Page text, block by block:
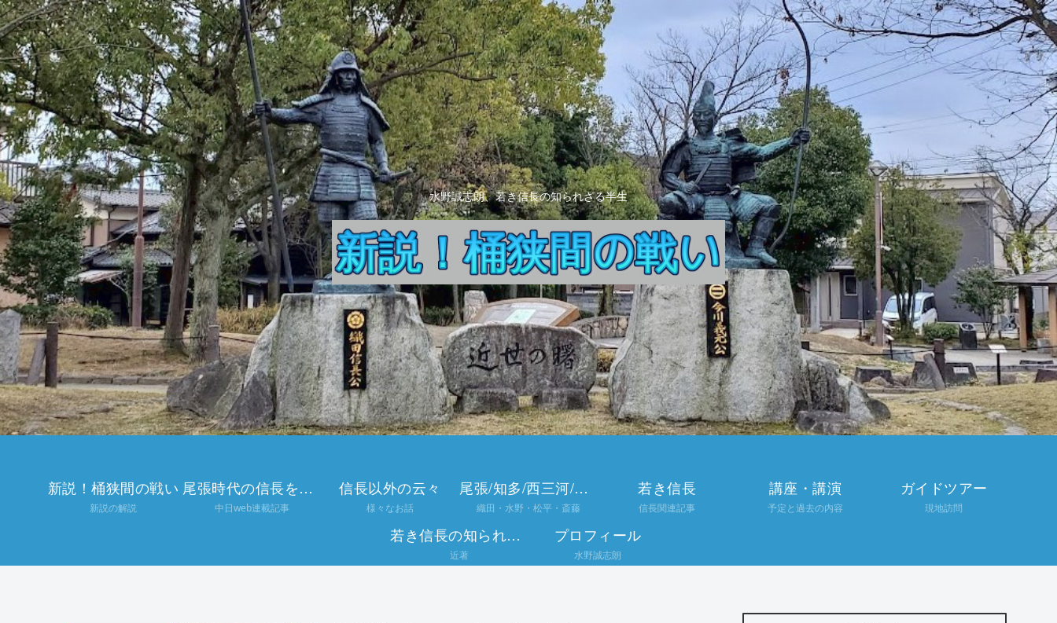
水野誠志朗、若き信長の知られざる半生
新説！桶狭間の戦い
新説の解説
尾張時代の信長を巡る
中日web連載記事
信長以外の云々
様々なお話
尾張/知多/西三河/美濃
織田・水野・松平・斎藤
若き信長
信長関連記事
講座・講演
予定と過去の内容
ガイドツアー
現地訪問
若き信長の知られざる半生
近著
プロフィール
水野誠志朗